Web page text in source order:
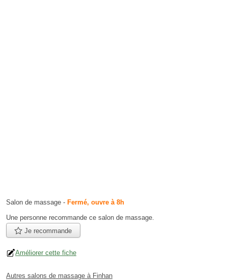
Salon de massage - Fermé, ouvre à 8h
Une personne recommande ce salon de massage.
Je recommande
Améliorer cette fiche
Autres salons de massage à Finhan